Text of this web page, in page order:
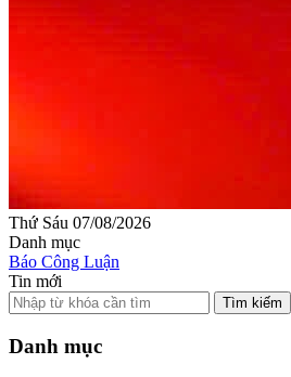
Thứ Sáu 07/08/2026
Danh mục
Báo Công Luận
Tin mới
Tìm kiếm
Danh mục